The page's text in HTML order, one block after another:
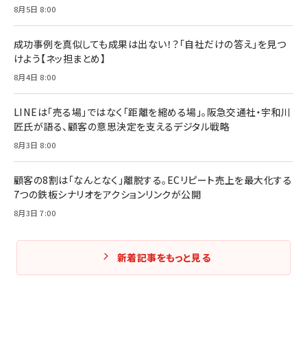
8月5日 8:00
成功事例を真似しても成果は出ない！？「自社だけの答え」を見つ
けよう【ネッ担まとめ】
8月4日 8:00
LINEは「売る場」ではなく「距離を縮める場」。阪急交通社・宇和川
匠氏が語る、顧客の意思決定を支えるデジタル戦略
8月3日 8:00
顧客の8割は「なんとなく」離脱する。ECリピート売上を最大化する
7つの鉄板シナリオをアクションリンクが公開
8月3日 7:00
新着記事をもっと見る